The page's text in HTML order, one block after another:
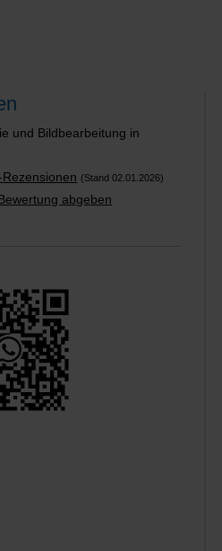
und Bildbearbeitung in
(Stand 02.01.2026)
abgeben